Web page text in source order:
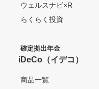
ウェルスナビ×R
らくらく投資
確定拠出年金
iDeCo（イデコ）
商品一覧